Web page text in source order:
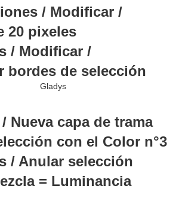
/ Modificar /
20 pixeles
/ Modificar /
bordes de selección
Nueva capa de trama
con el Color n°3
/ Anular selección
= Luminancia